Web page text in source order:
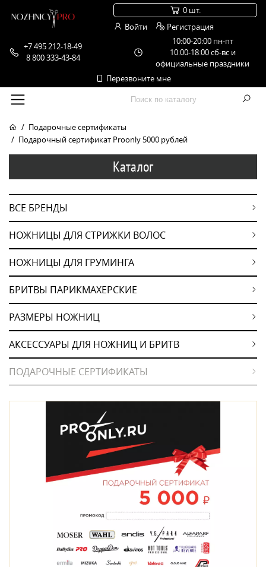
+7 495 212-18-49
8 800 333-43-84
10:00-20:00 пн-пт
10:00-18:00 сб-вс и
официальные праздники
Перезвоните мне
0 шт.
Войти
Регистрация
Подарочные сертификаты
Подарочный сертификат Proonly 5000 рублей
Каталог
ВСЕ БРЕНДЫ
НОЖНИЦЫ ДЛЯ СТРИЖКИ ВОЛОС
НОЖНИЦЫ ДЛЯ ГРУМИНГА
БРИТВЫ ПАРИКМАХЕРСКИЕ
РАЗМЕРЫ НОЖНИЦ
АКСЕССУАРЫ ДЛЯ НОЖНИЦ И БРИТВ
ПОДАРОЧНЫЕ СЕРТИФИКАТЫ